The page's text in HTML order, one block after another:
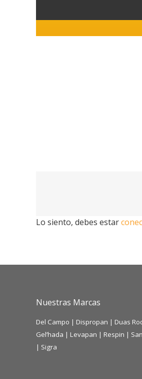
Lo siento, debes estar
Nuestras Marcas
Del Campo | Dispropan | Duas
Gel’hada | Levapan | Respin |
| Sigra